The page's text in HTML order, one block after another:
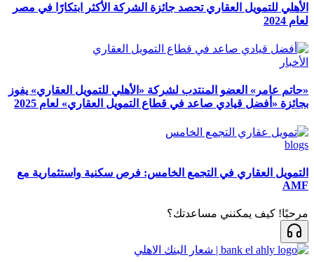
الأهلي للتمويل العقاري تحصد جائزة الشركة الأكثر ابتكارًا في مصر
لعام 2024
الأخبار
«حاتم عامر» العضو المنتدب لشركة «الأهلي للتمويل العقاري» يفوز
بجائزة «أفضل قيادي صاعد في قطاع التمويل العقاري» لعام 2025
blogs
التمويل العقاري في التجمع الخامس: فرص سكنية واستثمارية مع
AMF
مرحبًا! كيف يمكنني مساعدتك؟